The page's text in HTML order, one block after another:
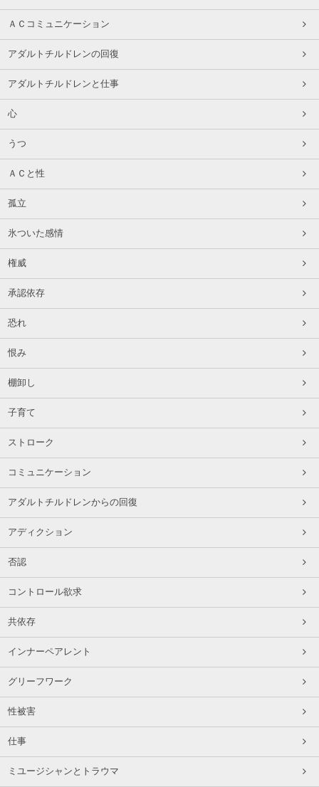
ＡＣコミュニケーション
アダルトチルドレンの回復
アダルトチルドレンと仕事
心
うつ
ＡＣと性
孤立
氷ついた感情
権威
承認依存
恐れ
恨み
棚卸し
子育て
ストローク
コミュニケーション
アダルトチルドレンからの回復
アディクション
否認
コントロール欲求
共依存
インナーペアレント
グリーフワーク
性被害
仕事
ミユージシャンとトラウマ